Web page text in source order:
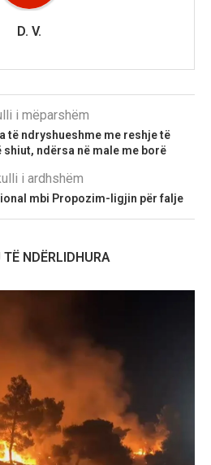
D. V.
i mëparshëm
të ndryshueshme me reshje të
ndërsa në male me borë
i ardhshëm
mbi Propozim-ligjin për falje
NDËRLIDHURA